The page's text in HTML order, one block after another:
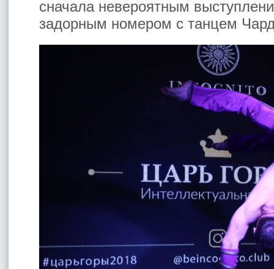
сначала невероятным
задорным номером с танцем